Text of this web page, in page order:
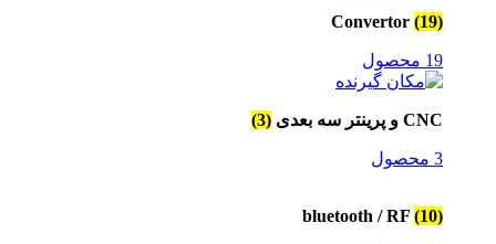
Convertor (19)
19 محصول
CNC و پرینتر سه بعدی (3)
3 محصول
bluetooth / RF (10)